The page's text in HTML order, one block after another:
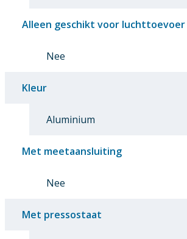
Alleen geschikt voor luchttoevoer
Nee
Kleur
Aluminium
Met meetaansluiting
Nee
Met pressostaat